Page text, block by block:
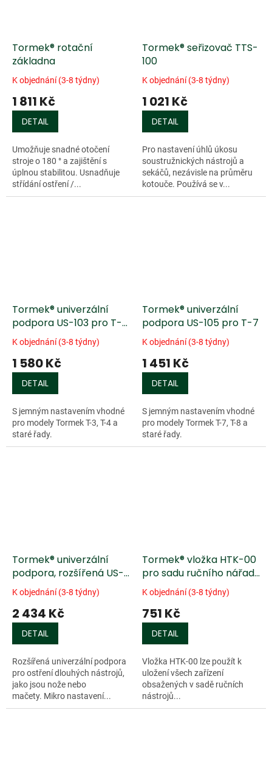
Tormek® rotační
základna
K objednání (3-8 týdny)
1 811 Kč
DETAIL
Umožňuje snadné otočení
stroje o 180 ° a zajištění s
úplnou stabilitou. Usnadňuje
střídání ostření /...
Tormek® seřizovač TTS-
100
K objednání (3-8 týdny)
1 021 Kč
DETAIL
Pro nastavení úhlů úkosu
soustružnických nástrojů a
sekáčů, nezávisle na průměru
kotouče. Používá se v...
Tormek® univerzální
podpora US-103 pro T-3
a T-4
K objednání (3-8 týdny)
1 580 Kč
DETAIL
S jemným nastavením vhodné
pro modely Tormek T-3, T-4 a
staré řady.
Tormek® univerzální
podpora US-105 pro T-7
K objednání (3-8 týdny)
1 451 Kč
DETAIL
S jemným nastavením vhodné
pro modely Tormek T-7, T-8 a
staré řady.
Tormek® univerzální
podpora, rozšířená US-
430
K objednání (3-8 týdny)
2 434 Kč
DETAIL
Rozšířená univerzální podpora
pro ostření dlouhých nástrojů,
jako jsou nože nebo
mačety. Mikro nastavení...
Tormek® vložka HTK-00
pro sadu ručního nářadí
HTK-806
K objednání (3-8 týdny)
751 Kč
DETAIL
Vložka HTK-00 lze použít k
uložení všech zařízení
obsažených v sadě ručních
nástrojů...